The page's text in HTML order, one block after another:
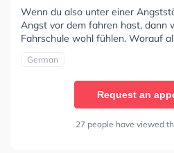
Wenn du also unter einer
Angst vor dem fahren hast, dann
Fahrschule wohl fühlen. Worauf
German
Request an
27 people have viewed